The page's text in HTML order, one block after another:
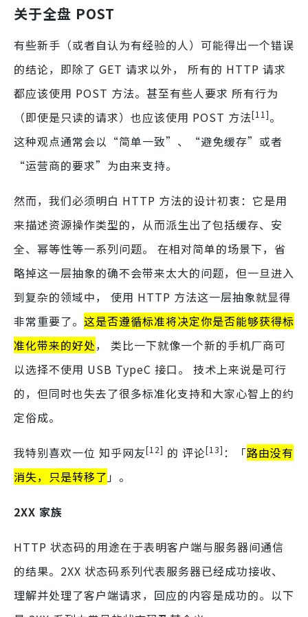
关于全盘 POST
有些新手（或者自认为有经验的人）可能得出一个错误
的结论，即除了 GET 请求以外， 所有的 HTTP 请求
都应该使用 POST 方法。甚至有些人要求 所有行为
（即使是只读的请求）也应该使用 POST 方法[11]。
这种观点通常会以“简单一致”、“避免缓存”或者
“运营商的要求”为由来支持。
然而，我们必须明白 HTTP 方法的设计初衷：它是用
来描述资源操作类型的，从而派生出了包括缓存、安
全、幂等性等一系列问题。 在相对简单的场景下，省
略掉这一层抽象的确不会带来太大的问题，但一旦进入
到复杂的领域中， 使用 HTTP 方法这一层抽象就显得
非常重要了。 这是否遵循标准将决定你是否能够获得标
准化带来的好处， 类比一下就像一个新的手机厂商可
以选择不使用 USB TypeC 接口。 技术上来说是可行
的，但同时也失去了很多标准化支持和大家心智上的约
定俗成。
我特别喜欢一位 知乎网友[12] 的 评论[13] ：「路由没有
消失，只是转移了 」。
2XX 家族
HTTP 状态码的用途在于表明客户端与服务器间通信
的结果。2XX 状态码系列代表服务器已经成功接收、
理解并处理了客户端请求，回应的内容是成功的。以下